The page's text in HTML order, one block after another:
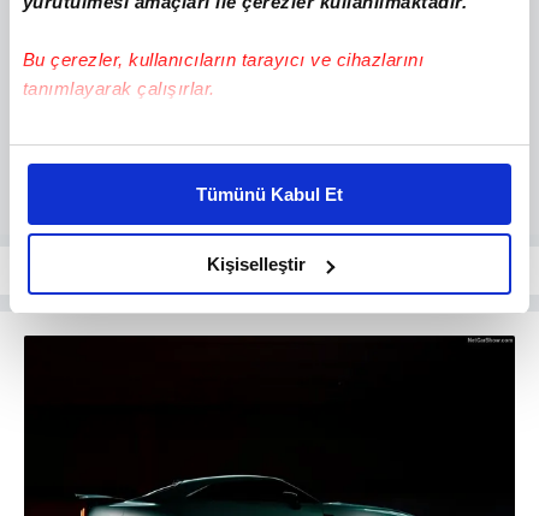
Bu çerezler, kullanıcıların tarayıcı ve cihazlarını
tanımlayarak çalışırlar.
Bu çerezlere izin vermeniz halinde sizlere özel
daha iyi reklam deneyimi yaşatabiliriz. Bunu yaparken
amacımızın size daha iyi bir reklam deneyimi sunmak
olduğunu ve sizlere en iyi içerikleri sunabilmek adına
elimizden gelen çabayı gösterdiğimizi ve bu noktada,
reklamların maliyetlerimizi karşılamak noktasında tek gelir
Tümünü Kabul Et
Kişiselleştir